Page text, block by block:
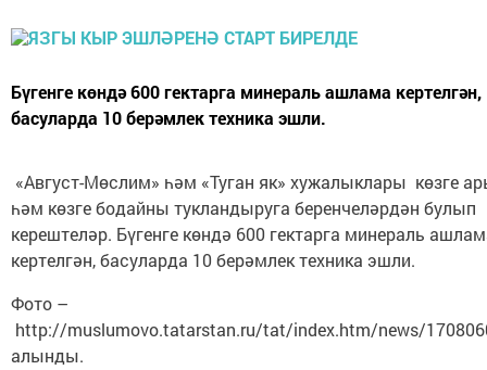
Бүгенге көндә 600 гектарга минераль ашлама кертелгән,
басуларда 10 берәмлек техника эшли.
«Август-Мөслим» һәм «Туган як» хужалыклары көзге
һәм көзге бодайны тукландыруга беренчеләрдән булып
керештеләр. Бүгенге көндә 600 гектарга минераль
кертелгән, басуларда 10 берәмлек техника эшли.
Фото –
http://muslumovo.tatarstan.ru/tat/index.htm/news/
алынды.